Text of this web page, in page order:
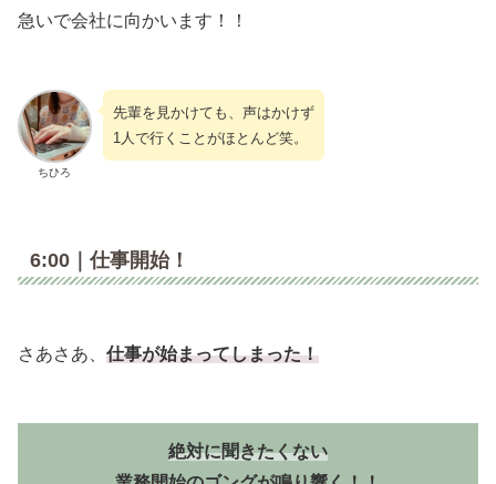
急いで会社に向かいます！！
ちひろ
先輩を見かけても、声はかけず
1人で行くことがほとんど笑。
6:00｜仕事開始！
さあさあ、 仕事が始まってしまった！
絶対に聞きたくない